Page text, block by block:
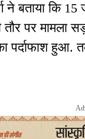
ने बताया कि
पर मामला
पर्दाफाश